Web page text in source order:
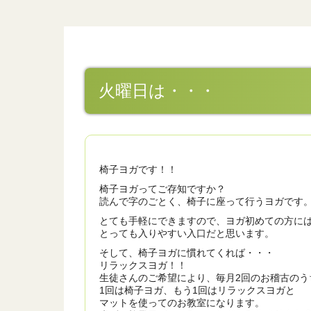
火曜日は・・・
椅子ヨガです！！
椅子ヨガってご存知ですか？
読んで字のごとく、椅子に座って行うヨガです。
とても手軽にできますので、ヨガ初めての方に
とっても入りやすい入口だと思います。
そして、椅子ヨガに慣れてくれば・・・
リラックスヨガ！！
生徒さんのご希望により、毎月2回のお稽古のう
1回は椅子ヨガ、もう1回はリラックスヨガと
マットを使ってのお教室になります。